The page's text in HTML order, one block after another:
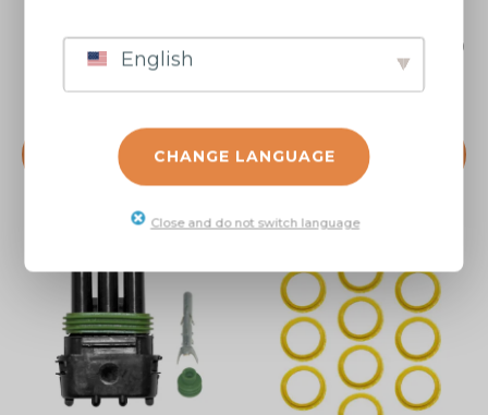
Kit Reparo Conector
Deutsch 12 Vias
FTDT04-12P
FALAR COM UM
VENDEDOR
Kit Reparo Conector 9
Vias Deutsch
FTHD1691939S
FALAR COM UM
VENDEDOR
English
CHANGE LANGUAGE
Close and do not switch language